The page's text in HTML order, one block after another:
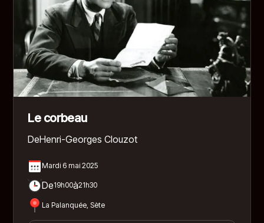
Le corbeau
DeHenri-Georges Clouzot
Mardi 6 mai 2025
De19h00à21h30
La Palanquée, Sète